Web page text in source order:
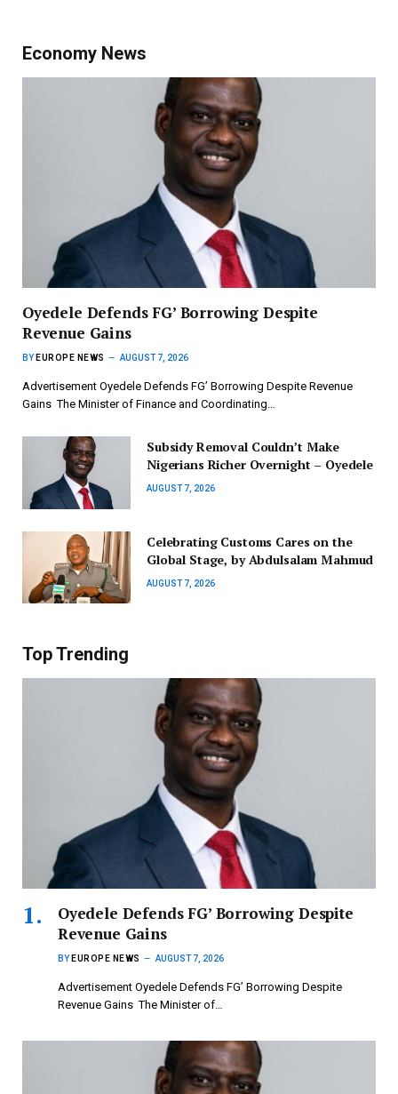
Economy News
‎Oyedele Defends FG’ Borrowing Despite
Revenue Gains
BY EUROPE NEWS AUGUST 7, 2026
Advertisement ‎Oyedele Defends FG’ Borrowing Despite Revenue
Gains ‎ ‎The Minister of Finance and Coordinating…
Subsidy Removal Couldn’t Make
Nigerians Richer Overnight – Oyedele
AUGUST 7, 2026
Celebrating Customs Cares on the
Global Stage, by Abdulsalam Mahmud
AUGUST 7, 2026
Top Trending
‎Oyedele Defends FG’ Borrowing Despite
Revenue Gains
BY EUROPE NEWS AUGUST 7, 2026
Advertisement ‎Oyedele Defends FG’ Borrowing Despite
Revenue Gains ‎ ‎The Minister of…